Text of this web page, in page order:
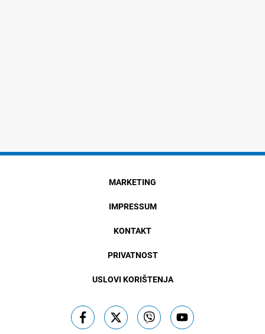
MARKETING
IMPRESSUM
KONTAKT
PRIVATNOST
USLOVI KORIŠTENJA